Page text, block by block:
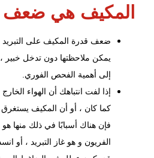
المكيف هي ضعف
ضعف قدرة المكيف على التبريد
يمكن ملاحظتها دون تدخل خبير
إلى أهمية الفحص الفوري.
إذا لفت انتباهك أن الهواء
كما كان ، أو أن المكيف
فإن هناك أسبابًا في ذلك منها
الفريون و هو غاز التبريد ، أو